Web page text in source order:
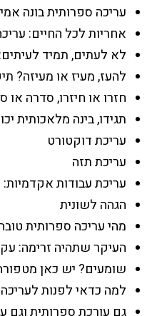
עריכה ספרותית בונה
אחריות לכל החיים:
לא לעתים, תמיד
להעז, מעיז או מעיזה?
חזרו או חיזרו, סדרה או
תגידו, בינה מלאכותית
עריכת דוקטורט
עריכת תזה
עריכת עבודות
הגהה לשונית
מהי עריכה ספרותית
העיקר שתהיה זרימה:
שומעים? יש כאן
למה כדאי לפנות לעריכה לשונית